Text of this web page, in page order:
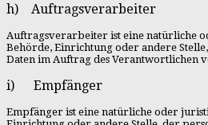
h) Auftragsverarbeiter
Auftragsverarbeiter ist eine natürliche
Behörde, Einrichtung oder andere
Daten im Auftrag des Verantwortlichen
i) Empfänger
Empfänger ist eine natürliche oder